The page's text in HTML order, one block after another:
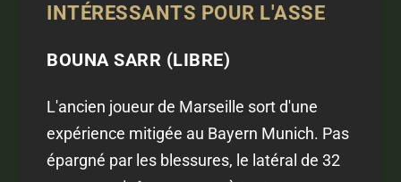
INTÉRESSANTS POUR L'ASSE
BOUNA SARR (LIBRE)
L'ancien joueur de Marseille sort d'une
expérience mitigée au Bayern Munich. Pas
épargné par les blessures, le latéral de 32